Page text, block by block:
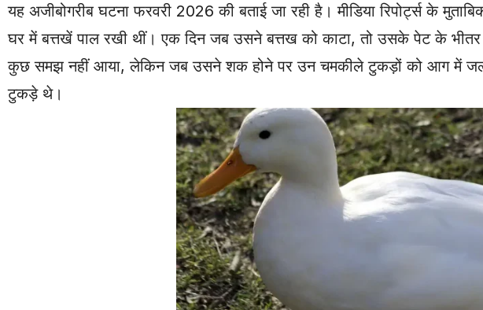
यह अजीबोगरीब घटना फरवरी 2026 की बताई जा रही है। मीडिया रिपोर्ट्स के
घर में बत्तखें पाल रखी थीं। एक दिन जब उसने बत्तख को काटा, तो उसके पेट के
कुछ समझ नहीं आया, लेकिन जब उसने शक होने पर उन चमकीले टुकड़ों को आग में
टुकड़े थे।